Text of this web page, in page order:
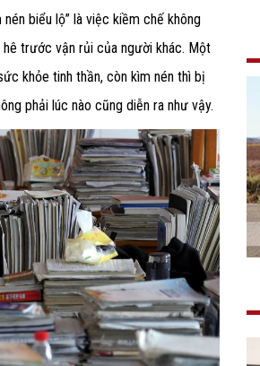
biểu lộ” là việc kiềm chế không
trước vận rủi của người khác. Một
khỏe tinh thần, còn kìm nén thì bị
phải lúc nào cũng diễn ra như vậy.